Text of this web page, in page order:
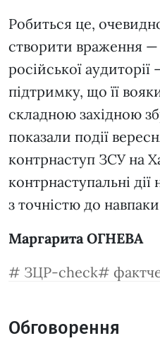
Робиться це,
створити враження
російської
підтримку, що її
складною західною
показали події
контрнаступ ЗСУ на
контрнаступальні
з точністю до
Маргарита ОГНЕВА
ЗЦР-check
Обговорення